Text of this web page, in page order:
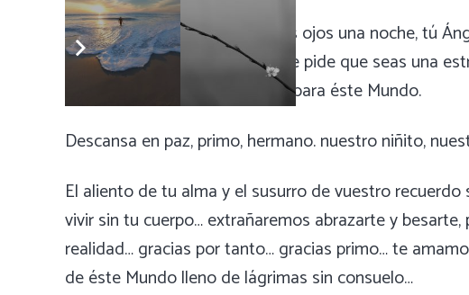
La Dulce Muerte ha cerrado tus ojos una noche, tú
brazos de Jesús y María, Dios te pide que seas una
todo, eras demasiado hombre para éste Mundo.
Descansa en paz, primo, hermano. nuestro niñito,
El aliento de tu alma y el susurro de vuestro
vivir sin tu cuerpo… extrañaremos abrazarte y
realidad… gracias por tanto… gracias primo… te
de éste Mundo lleno de lágrimas sin consuelo…